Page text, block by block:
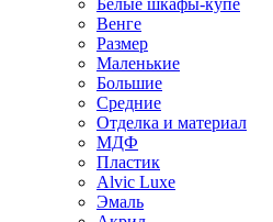
Белые шкафы-купе
Венге
Размер
Маленькие
Большие
Средние
Отделка и материал
МДФ
Пластик
Alvic Luxe
Эмаль